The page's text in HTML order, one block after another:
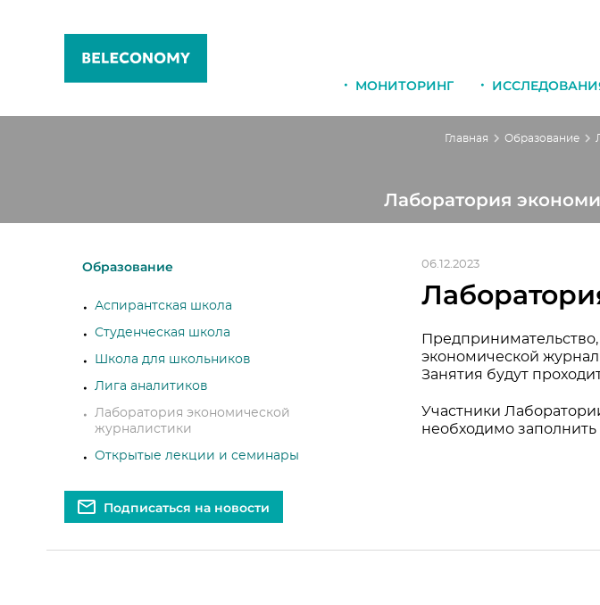
МОНИТОРИНГ
Главная Образование
Лаборатория
Образование
Аспирантская школа
Студенческая школа
Школа для школьников
Лига аналитиков
Лаборатория экономической
журналистики
Открытые лекции и семинары
Подписаться на новости
06.12.2023
экономической
Занятия будут
Участники
необходимо заполнить